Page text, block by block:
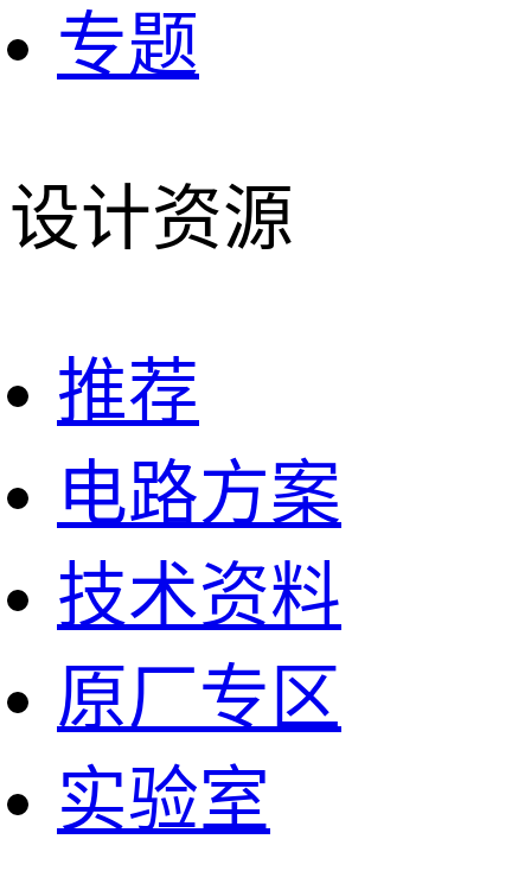
专题
设计资源
推荐
电路方案
技术资料
原厂专区
实验室